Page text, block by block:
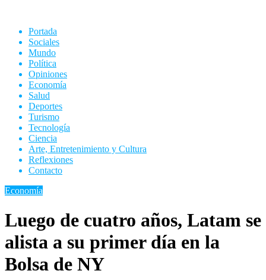
Portada
Sociales
Mundo
Política
Opiniones
Economía
Salud
Deportes
Turismo
Tecnología
Ciencia
Arte, Entretenimiento y Cultura
Reflexiones
Contacto
Economía
Luego de cuatro años, Latam se
alista a su primer día en la
Bolsa de NY